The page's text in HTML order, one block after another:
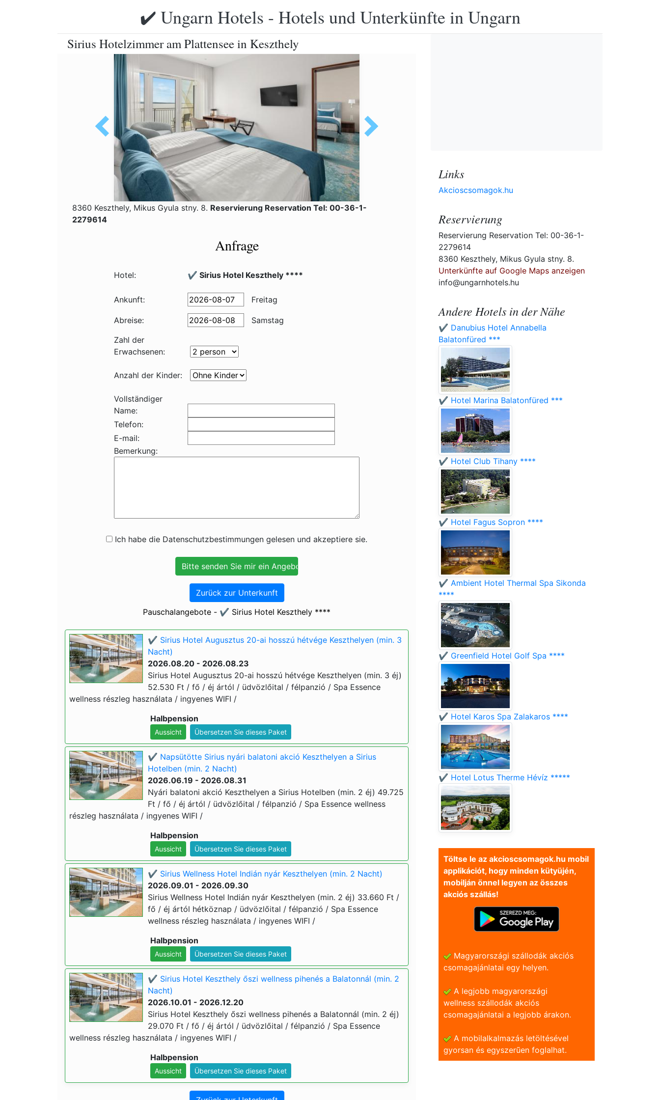
✔️ Ungarn Hotels - Hotels und Unterkünfte in Ungarn
Sirius Hotelzimmer am Plattensee in Keszthely
8360 Keszthely, Mikus Gyula stny. 8. Reservierung Reservation Tel: 00-36-1-
2279614
Anfrage
Hotel: ✔️ Sirius Hotel Keszthely ****
Ankunft: Freitag
Abreise:
Samstag
Zahl der
Erwachsenen:
Anzahl der Kinder:
Vollständiger
Name:
Telefon:
E-mail:
Bemerkung:
Ich habe die Datenschutzbestimmungen gelesen und akzeptiere sie.
Zurück zur Unterkunft
Pauschalangebote - ✔️ Sirius Hotel Keszthely ****
✔️ Sirius Hotel Augusztus 20-ai hosszú hétvége Keszthelyen (min. 3
Nacht)
2026.08.20 - 2026.08.23
Sirius Hotel Augusztus 20-ai hosszú hétvége Keszthelyen (min. 3 éj)
52.530 Ft / fő / éj ártól / üdvözlőital / félpanzió / Spa Essence
wellness részleg használata / ingyenes WIFI /
Halbpension
Aussicht Übersetzen Sie dieses Paket
✔️ Napsütötte Sirius nyári balatoni akció Keszthelyen a Sirius
Hotelben (min. 2 Nacht)
2026.06.19 - 2026.08.31
Nyári balatoni akció Keszthelyen a Sirius Hotelben (min. 2 éj) 49.725
Ft / fő / éj ártól / üdvözlőital / félpanzió / Spa Essence wellness
részleg használata / ingyenes WIFI /
Halbpension
Aussicht Übersetzen Sie dieses Paket
✔️ Sirius Wellness Hotel Indián nyár Keszthelyen (min. 2 Nacht)
2026.09.01 - 2026.09.30
Sirius Wellness Hotel Indián nyár Keszthelyen (min. 2 éj) 33.660 Ft /
fő / éj ártól hétköznap / üdvözlőital / félpanzió / Spa Essence
wellness részleg használata / ingyenes WIFI /
Halbpension
Aussicht Übersetzen Sie dieses Paket
✔️ Sirius Hotel Keszthely őszi wellness pihenés a Balatonnál (min. 2
Nacht)
2026.10.01 - 2026.12.20
Sirius Hotel Keszthely őszi wellness pihenés a Balatonnál (min. 2 éj)
29.070 Ft / fő / éj ártól / üdvözlőital / félpanzió / Spa Essence
wellness részleg használata / ingyenes WIFI /
Halbpension
Aussicht Übersetzen Sie dieses Paket
Links
Akcioscsomagok.hu
Reservierung
Reservierung Reservation Tel: 00-36-1-
2279614
8360 Keszthely, Mikus Gyula stny. 8.
Unterkünfte auf Google Maps anzeigen
info@ungarnhotels.hu
Andere Hotels in der Nähe
✔️ Danubius Hotel Annabella
Balatonfüred ***
✔️ Hotel Marina Balatonfüred ***
✔️ Hotel Club Tihany ****
✔️ Hotel Fagus Sopron ****
✔️ Ambient Hotel Thermal Spa Sikonda
****
✔️ Greenfield Hotel Golf Spa ****
✔️ Hotel Karos Spa Zalakaros ****
✔️ Hotel Lotus Therme Hévíz *****
Töltse le az akcioscsomagok.hu mobil
applikációt, hogy minden kütyüjén,
mobilján önnel legyen az összes
akciós szállás!
Magyarországi szállodák akciós
csomagajánlatai egy helyen.
A legjobb magyarországi
wellness szállodák akciós
csomagajánlatai a legjobb árakon.
A mobilalkalmazás letöltésével
gyorsan és egyszerũen foglalhat.